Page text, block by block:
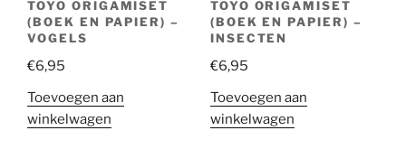
TOYO ORIGAMISET
(BOEK EN PAPIER) –
VOGELS
€6,95
Toevoegen aan
winkelwagen
TOYO ORIGAMISET
(BOEK EN PAPIER) –
INSECTEN
€6,95
Toevoegen aan
winkelwagen